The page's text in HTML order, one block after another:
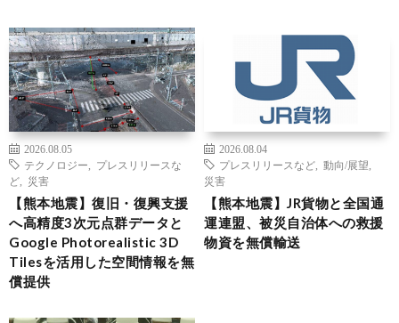
2026.08.05
テクノロジー
プレスリリースな
ど
災害
【熊本地震】復旧・復興支援
へ高精度3次元点群データと
Google Photorealistic 3D
Tilesを活用した空間情報を無
償提供
2026.08.04
プレスリリースなど
動向/展望
災害
【熊本地震】JR貨物と全国通
運連盟、被災自治体への救援
物資を無償輸送